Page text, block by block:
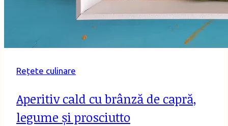
Rețete culinare
Aperitiv cald cu brânză de capră,
legume și prosciutto